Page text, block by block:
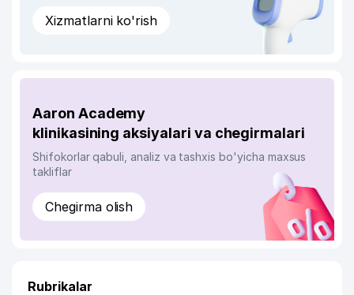
Xizmatlarni ko'rish
Aaron Academy
klinikasining aksiyalari va chegirmalari
Shifokorlar qabuli, analiz va tashxis bo'yicha maxsus
takliflar
Chegirma olish
Rubrikalar